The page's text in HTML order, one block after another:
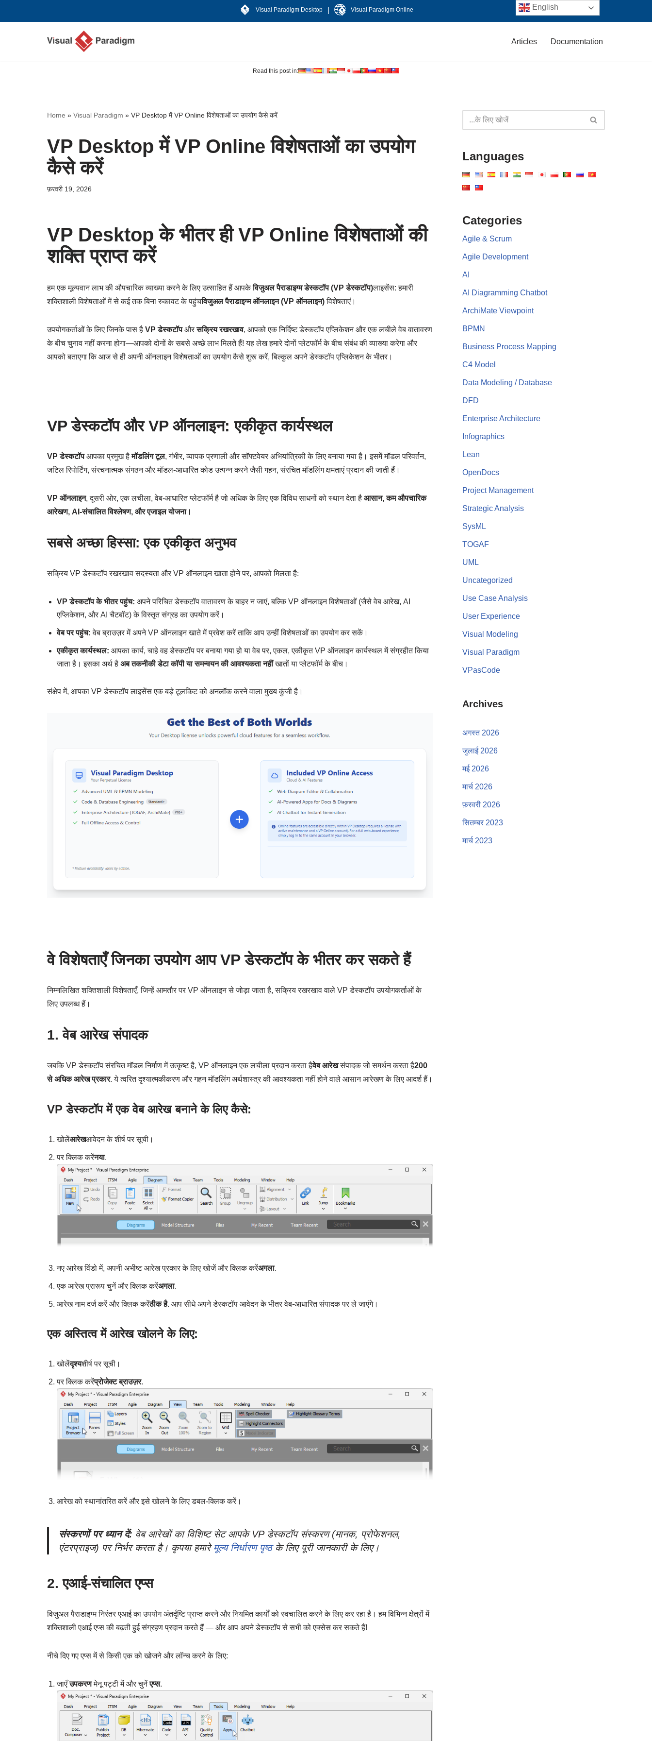
Visual Paradigm Desktop Visual Paradigm Online
Articles Documentation
Read this post in:
Home » Visual Paradigm » VP Desktop में VP Online विशेषताओं का उपयोग कैसे करें
VP Desktop में VP Online विशेषताओं का उपयोग
कैसे करें
फ़रवरी 19, 2026
VP Desktop के भीतर ही VP Online विशेषताओं की
शक्ति प्राप्त करें
हम एक मूल्यवान लाभ की औपचारिक व्याख्या करने के लिए उत्साहित हैं आपकेविजुअल पैराडाइग्म डेस्कटॉप (VP डेस्कटॉप)लाइसेंस: हमारी
शक्तिशाली विशेषताओं में से कई तक बिना रुकावट के पहुंचविजुअल पैराडाइग्म ऑनलाइन (VP ऑनलाइन)विशेषताएं।
उपयोगकर्ताओं के लिए जिनके पास है VP डेस्कटॉपऔरसक्रिय रखरखाव, आपको एक निर्दिष्ट डेस्कटॉप एप्लिकेशन और एक लचीले वेब वातावरण
के बीच चुनाव नहीं करना होगा—आपको दोनों के सबसे अच्छे लाभ मिलते हैं! यह लेख हमारे दोनों प्लेटफॉर्म के बीच संबंध की व्याख्या करेगा और
आपको बताएगा कि आज से ही अपनी ऑनलाइन विशेषताओं का उपयोग कैसे शुरू करें, बिल्कुल अपने डेस्कटॉप एप्लिकेशन के भीतर।
VP डेस्कटॉप और VP ऑनलाइन: एकीकृत कार्यस्थल
VP डेस्कटॉपआपका प्रमुख हैमॉडलिंग टूल, गंभीर, व्यापक प्रणाली और सॉफ्टवेयर अभियांत्रिकी के लिए बनाया गया है। इसमें मॉडल परिवर्तन,
जटिल रिपोर्टिंग, संरचनात्मक संगठन और मॉडल-आधारित कोड उत्पन्न करने जैसी गहन, संरचित मॉडलिंग क्षमताएं प्रदान की जाती हैं।
VP ऑनलाइन, दूसरी ओर, एक लचीला, वेब-आधारित प्लेटफॉर्म है जो अधिक के लिए एक विविध साधनों को स्थान देता है आसान, कम औपचारिक
आरेखण, AI-संचालित विश्लेषण, और एजाइल योजना।
सबसे अच्छा हिस्सा: एक एकीकृत अनुभव
सक्रिय VP डेस्कटॉप रखरखाव सदस्यता और VP ऑनलाइन खाता होने पर, आपको मिलता है:
VP डेस्कटॉप के भीतर पहुंच: अपने परिचित डेस्कटॉप वातावरण के बाहर न जाएं, बल्कि VP ऑनलाइन विशेषताओं (जैसे वेब आरेख, AI
एप्लिकेशन, और AI चैटबॉट) के विस्तृत संग्रह का उपयोग करें।
वेब पर पहुंच: वेब ब्राउज़र में अपने VP ऑनलाइन खाते में प्रवेश करें ताकि आप उन्हीं विशेषताओं का उपयोग कर सकें।
एकीकृत कार्यस्थल: आपका कार्य, चाहे वह डेस्कटॉप पर बनाया गया हो या वेब पर, एकल, एकीकृत VP ऑनलाइन कार्यस्थल में संग्रहीत किया
जाता है। इसका अर्थ है अब तकनीकी डेटा कॉपी या समन्वयन की आवश्यकता नहींखातों या प्लेटफॉर्म के बीच।
संक्षेप में, आपका VP डेस्कटॉप लाइसेंस एक बड़े टूलकिट को अनलॉक करने वाला मुख्य कुंजी है।
वे विशेषताएँ जिनका उपयोग आप VP डेस्कटॉप के भीतर कर सकते हैं
निम्नलिखित शक्तिशाली विशेषताएँ, जिन्हें आमतौर पर VP ऑनलाइन से जोड़ा जाता है, सक्रिय रखरखाव वाले VP डेस्कटॉप उपयोगकर्ताओं के
लिए उपलब्ध हैं।
1. वेब आरेख संपादक
जबकि VP डेस्कटॉप संरचित मॉडल निर्माण में उत्कृष्ट है, VP ऑनलाइन एक लचीला प्रदान करता हैवेब आरेखसंपादक जो समर्थन करता है200
से अधिक आरेख प्रकार. ये त्वरित दृश्यात्मकीकरण और गहन मॉडलिंग अर्थशास्त्र की आवश्यकता नहीं होने वाले आसान आरेखण के लिए आदर्श हैं।
VP डेस्कटॉप में एक वेब आरेख बनाने के लिए कैसे:
खोलेंआरेखआवेदन के शीर्ष पर सूची।
पर क्लिक करेंनया.
नए आरेख विंडो में, अपनी अभीष्ट आरेख प्रकार के लिए खोजें और क्लिक करेंअगला.
एक आरेख प्रारूप चुनें और क्लिक करेंअगला.
आरेख नाम दर्ज करें और क्लिक करेंठीक है. आप सीधे अपने डेस्कटॉप आवेदन के भीतर वेब-आधारित संपादक पर ले जाएंगे।
एक अस्तित्व में आरेख खोलने के लिए:
खोलेंदृश्यशीर्ष पर सूची।
पर क्लिक करेंप्रोजेक्ट ब्राउज़र.
आरेख को स्थानांतरित करें और इसे खोलने के लिए डबल-क्लिक करें।
संस्करणों पर ध्यान दें: वेब आरेखों का विशिष्ट सेट आपके VP डेस्कटॉप संस्करण (मानक, प्रोफेशनल,
एंटरप्राइज) पर निर्भर करता है। कृपया हमारेमूल्य निर्धारण पृष्ठके लिए पूरी जानकारी के लिए।
2. एआई-संचालित एप्स
विजुअल पैराडाइग्म निरंतर एआई का उपयोग अंतर्दृष्टि प्राप्त करने और नियमित कार्यों को स्वचालित करने के लिए कर रहा है। हम विभिन्न क्षेत्रों में
शक्तिशाली एआई एप्स की बढ़ती हुई संग्रहण प्रदान करते हैं — और आप अपने डेस्कटॉप से सभी को एक्सेस कर सकते हैं!
नीचे दिए गए एप्स में से किसी एक को खोजने और लॉन्च करने के लिए:
जाएँउपकरणमेनू पट्टी में और चुनेंएप्स.
Languages
Categories
Agile & Scrum
Agile Development
AI
AI Diagramming Chatbot
ArchiMate Viewpoint
BPMN
Business Process Mapping
C4 Model
Data Modeling / Database
DFD
Enterprise Architecture
Infographics
Lean
OpenDocs
Project Management
Strategic Analysis
SysML
TOGAF
UML
Uncategorized
Use Case Analysis
User Experience
Visual Modeling
Visual Paradigm
VPasCode
Archives
अगस्त 2026
जुलाई 2026
मई 2026
मार्च 2026
फ़रवरी 2026
सितम्बर 2023
मार्च 2023
English